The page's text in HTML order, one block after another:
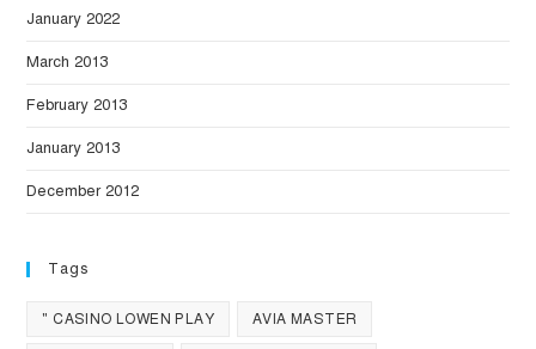
January 2022
March 2013
February 2013
January 2013
December 2012
Tags
" CASINO LOWEN PLAY AVIA MASTER